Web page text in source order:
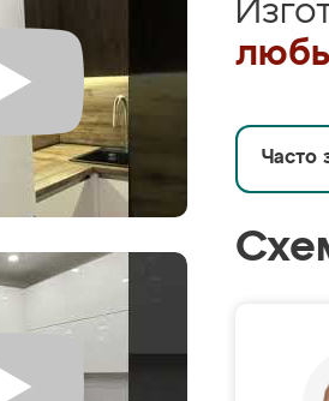
Часто